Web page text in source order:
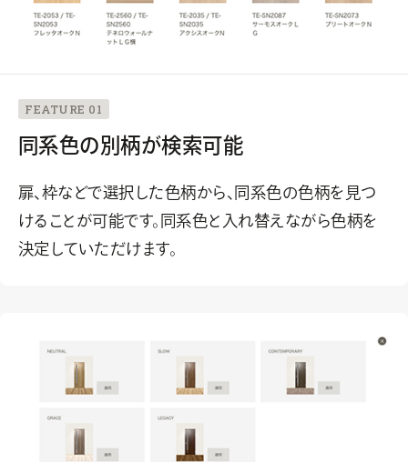
FEATURE 01
同系色の別柄が検索可能
扉、枠などで選択した色柄から、同系色の色柄を見つ
けることが可能です。同系色と入れ替えながら色柄を
決定していただけます。